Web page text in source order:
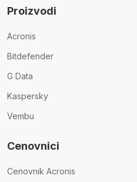
Proizvodi
Acronis
Bitdefender
G Data
Kaspersky
Vembu
Cenovnici
Cenovnik Acronis